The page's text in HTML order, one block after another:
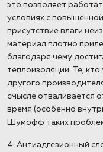
это позволяет
условиях с
присутствие влаги
материал плотно
благодаря чему
теплоизоляции. Те,
другого
смысле отваливается
время (особенно
Шумофф таких
4. Антиадгезионный